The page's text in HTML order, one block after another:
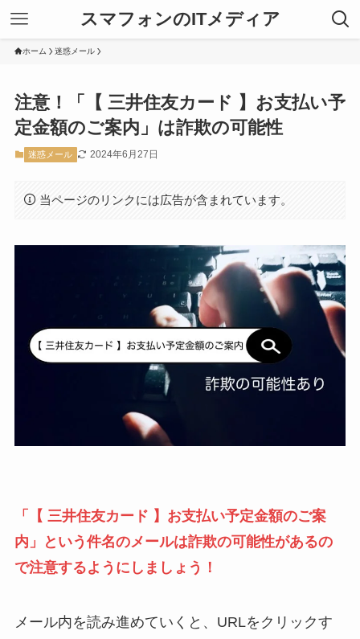
スマフォンのITメディア
ホーム 迷惑メール
注意！「【 三井住友カード 】お支払い予
定金額のご案内」は詐欺の可能性
迷惑メール 2024年6月27日
当ページのリンクには広告が含まれています。
「【 三井住友カード 】お支払い予定金額のご案
内」という件名のメールは詐欺の可能性があるの
で注意するようにしましょう！
メール内を読み進めていくと、URLをクリックす